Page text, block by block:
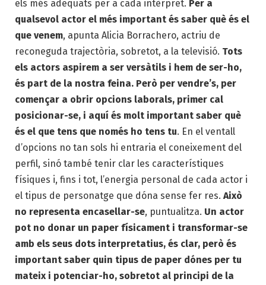
els més adequats per a cada intèrpret. Per a
qualsevol actor el més important és saber què és el
que venem, apunta Alicia Borrachero, actriu de
reconeguda trajectòria, sobretot, a la televisió. Tots
els actors aspirem a ser versàtils i hem de ser-ho,
és part de la nostra feina. Però per vendre’s, per
començar a obrir opcions laborals, primer cal
posicionar-se, i aquí és molt important saber què
és el que tens que només ho tens tu. En el ventall
d’opcions no tan sols hi entraria el coneixement del
perfil, sinó també tenir clar les característiques
físiques i, fins i tot, l’energia personal de cada actor i
el tipus de personatge que dóna sense fer res. Això
no representa encasellar-se, puntualitza. Un actor
pot no donar un paper físicament i transformar-se
amb els seus dots interpretatius, és clar, però és
important saber quin tipus de paper dónes per tu
mateix i potenciar-ho, sobretot al principi de la